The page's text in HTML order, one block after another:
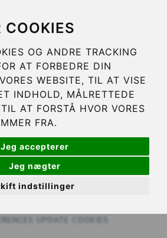
COOKIES
OG ANDRE TRACKING
AT FORBEDRE DIN
WEBSITE, TIL AT VISE
INDHOLD, MÅLRETTEDE
AT FORSTÅ HVOR VORES
FRA.
Jeg accepterer
Jeg nægter
indstillinger
UPDATE COOKIES